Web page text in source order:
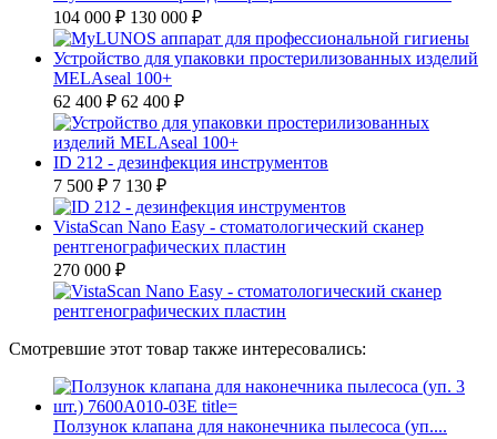
104 000 ₽ 130 000 ₽
Устройство для упаковки простерилизованных изделий
MELAseal 100+
62 400 ₽ 62 400 ₽
ID 212 - дезинфекция инструментов
7 500 ₽ 7 130 ₽
VistaScan Nano Easy - стоматологический сканер
рентгенографических пластин
270 000 ₽
Смотревшие этот товар также интересовались:
Ползунок клапана для наконечника пылесоса (уп....